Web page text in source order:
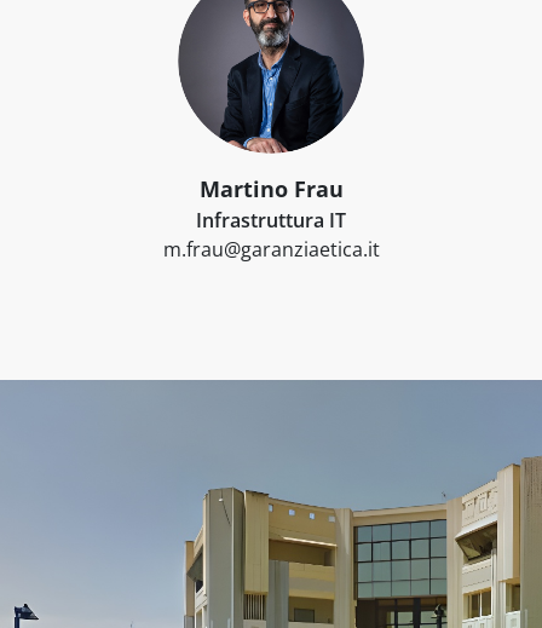
Martino Frau
Infrastruttura IT
m.frau@garanziaetica.it